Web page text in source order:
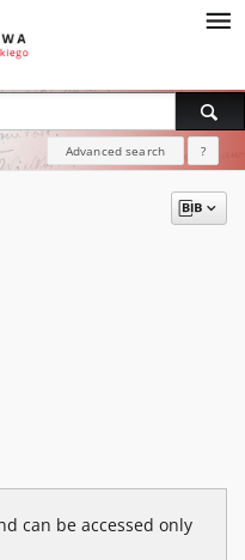
Advanced search ?
can be accessed only